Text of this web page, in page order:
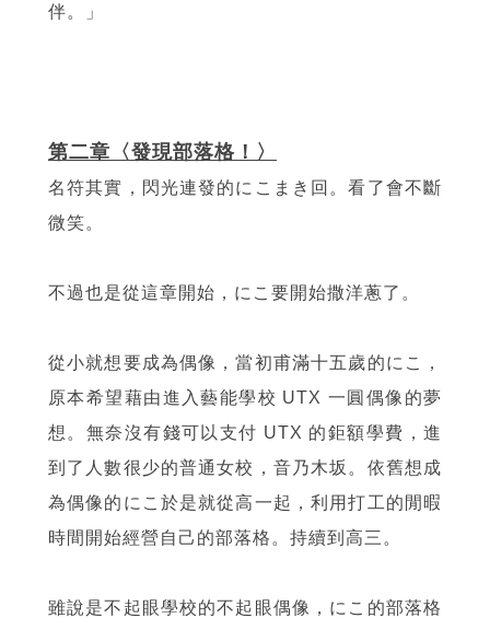
伴。」
第二章〈發現部落格！〉
名符其實，閃光連發的にこまき回。看了會不斷
微笑。
不過也是從這章開始，にこ要開始撒洋蔥了。
從小就想要成為偶像，當初甫滿十五歲的にこ，
原本希望藉由進入藝能學校 UTX 一圓偶像的夢
想。無奈沒有錢可以支付 UTX 的鉅額學費，進
到了人數很少的普通女校，音乃木坂。依舊想成
為偶像的にこ於是就從高一起，利用打工的閒暇
時間開始經營自己的部落格。持續到高三。
雖說是不起眼學校的不起眼偶像，にこ的部落格